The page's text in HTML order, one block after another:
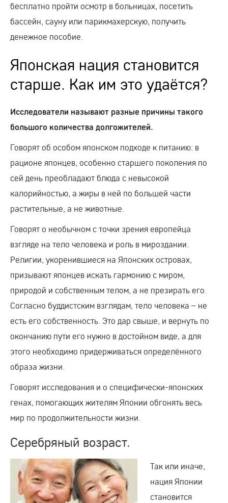
бесплатно пройти осмотр в больницах, посетить
бассейн, сауну или парикмахерскую, получить
денежное пособие.
Японская нация становится
старше. Как им это удаётся?
Исследователи называют разные причины такого
большого количества долгожителей.
Говорят об особом японском подходе к питанию: в
рационе японцев, особенно старшего поколения по
сей день преобладают блюда с невысокой
калорийностью, а жиры в ней по большей части
растительные, а не животные.
Говорят о необычном с точки зрения европейца
взгляде на тело человека и роль в мироздании.
Религии, укоренившиеся на Японских островах,
призывают японцев искать гармонию с миром,
природой и собственным телом, а не презирать его.
Согласно буддистским взглядам, тело человека – не
есть его собственность. Это дар свыше, и вернуть по
окончанию пути его нужно в достойном виде, а для
этого необходимо придерживаться определённого
образа жизни.
Говорят исследования и о специфически-японских
генах, помогающих жителям Японии обгонять весь
мир по продолжительности жизни.
Серебряный возраст.
Так или иначе,
нация Японии
становится